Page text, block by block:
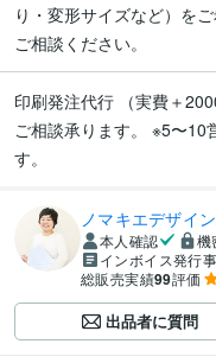
り・変形サイズなど）を
ご相談ください。
印刷発注代行 （実費＋
ご相談承ります。 ※5〜10
す。
ノマキエデザイン
本人確認
機
インボイス発行
総販売実績99評価
出品者に質問